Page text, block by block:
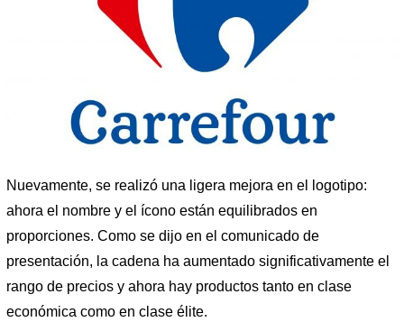
Nuevamente, se realizó una ligera mejora en el logotipo:
ahora el nombre y el ícono están equilibrados en
proporciones. Como se dijo en el comunicado de
presentación, la cadena ha aumentado significativamente el
rango de precios y ahora hay productos tanto en clase
económica como en clase élite.